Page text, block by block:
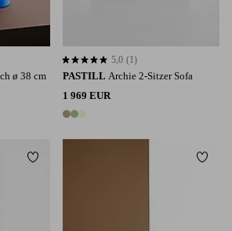
ø 38 cm
PASTILL Archie 2-Sitzer Sofa
1 969 EUR
3 Farben
5,0 basierend auf 1 Bewertungen
5,0 (1)
Zu Favoriten hinzufügen Zu